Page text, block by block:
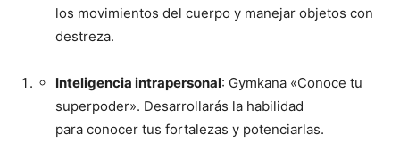
los movimientos del cuerpo y manejar objetos con
destreza.
Inteligencia intrapersonal: Gymkana «Conoce tu
superpoder». Desarrollarás la habilidad
para conocer tus fortalezas y potenciarlas.